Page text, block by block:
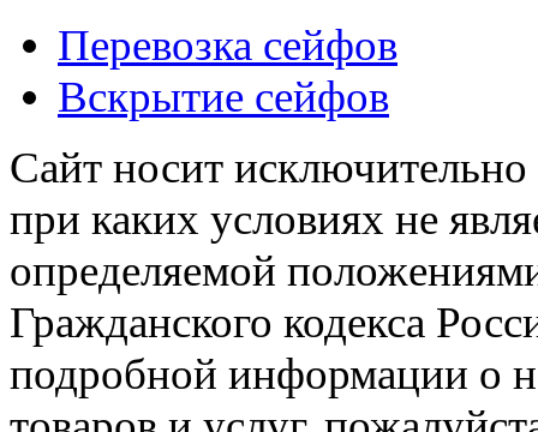
Перевозка сейфов
Вскрытие сейфов
Сайт носит
при каких условиях не
определяемой
Гражданского кодекса
подробной информации о